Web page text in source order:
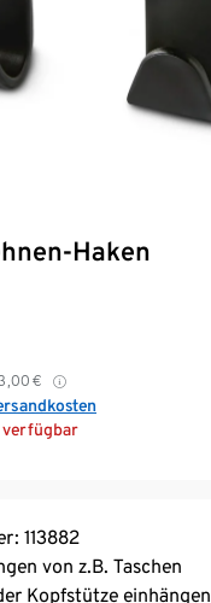
Haken
€
113882
von z.B. Taschen
Kopfstütze einhängen